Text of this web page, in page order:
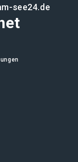
see24.de